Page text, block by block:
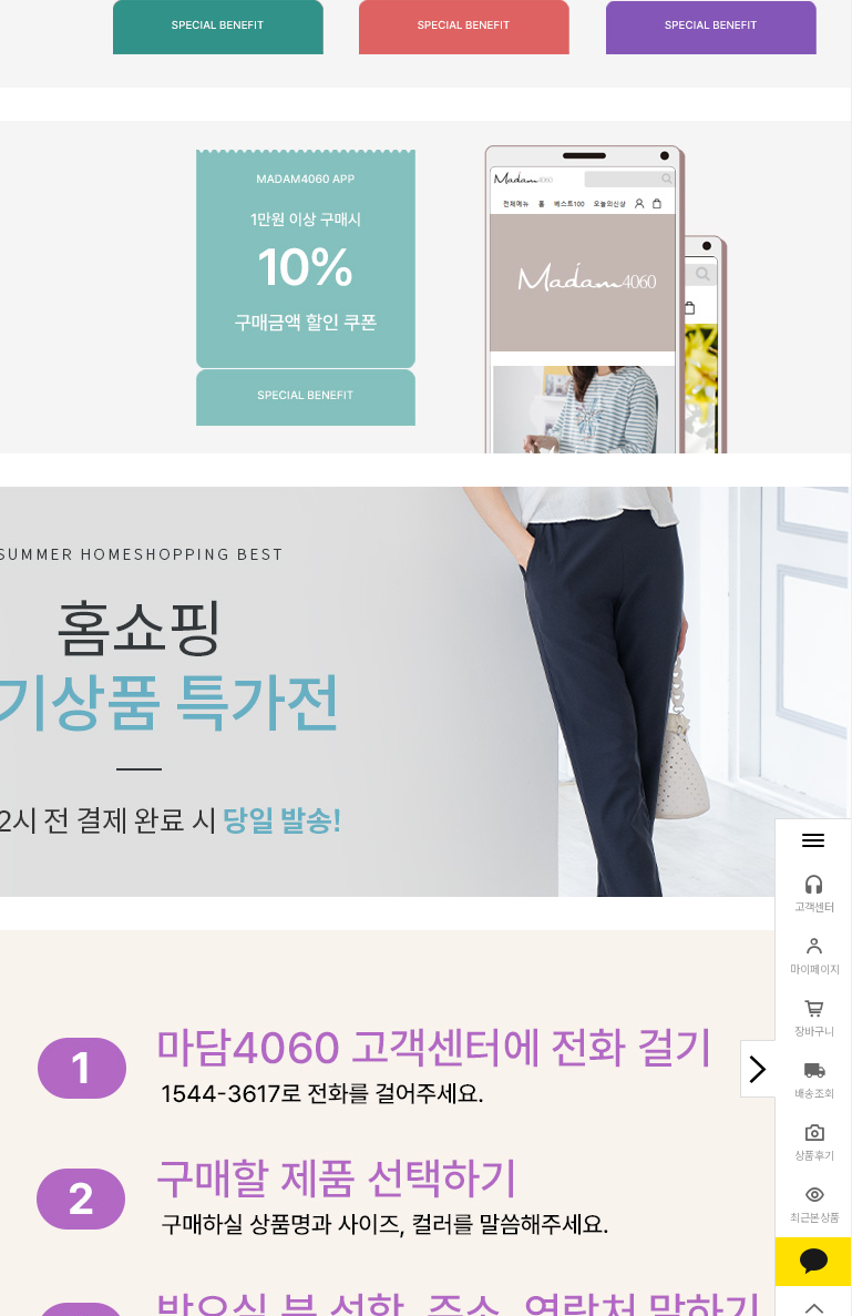
고객센터
마이페이지
장바구니
배송조회
상품후기
최근본상품